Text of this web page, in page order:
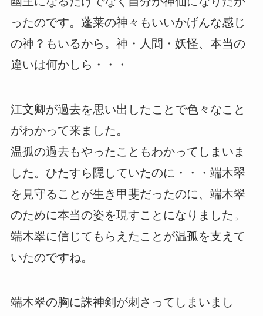
ったのです。蓬莱の神々もいいかげんな感じ
の神？もいるから。神・人間・妖怪、本当の
違いは何かしら・・・
江文卿が過去を思い出したことで色々なこと
がわかって来ました。
温孤の過去もやったこともわかってしまいま
した。ひたすら隠していたのに・・・端木翠
を見守ることが生き甲斐だったのに、端木翠
のために本当の姿を現すことになりました。
端木翠に信じてもらえたことが温孤を支えて
いたのですね。
端木翠の胸に誅神剣が刺さってしまいまし